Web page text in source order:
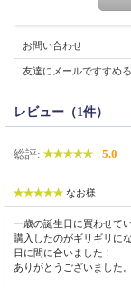
お問い合わせ
友達にメールですすめる
レビュー（1件）
総評: 5.0
なお様
一歳の誕生日に買わせて
購入したのがギリギリに
日に間に合いました！
ありがとうございました。